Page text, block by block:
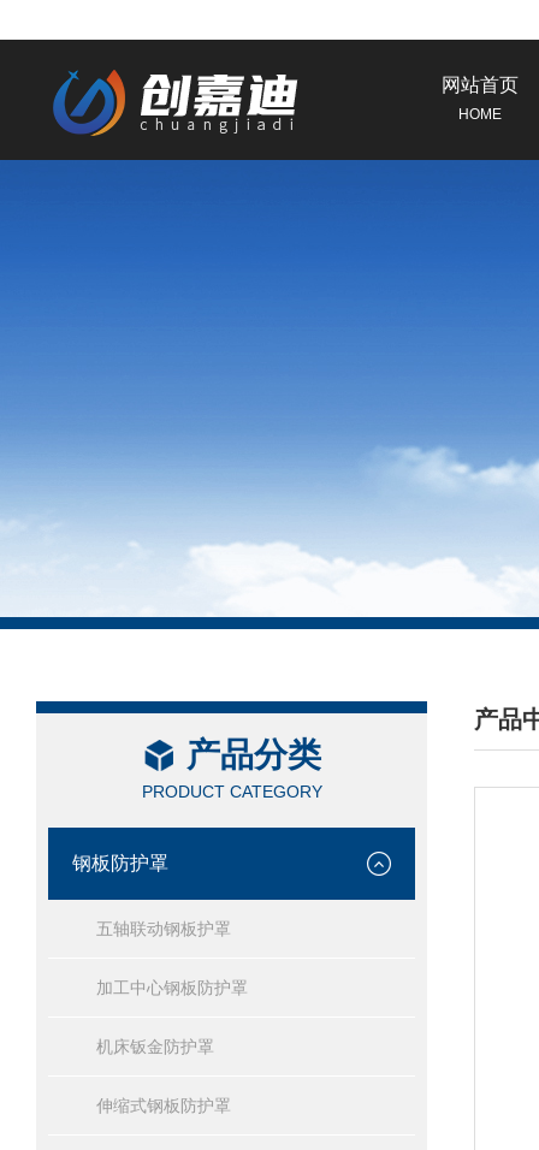
网站首页
HOME
产品分类
PRODUCT CATEGORY
钢板防护罩
五轴联动钢板护罩
加工中心钢板防护罩
机床钣金防护罩
伸缩式钢板防护罩
产品
/